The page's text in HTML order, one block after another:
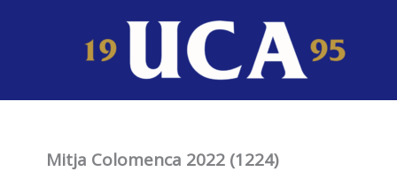
Mitja Colomenca 2022 (1224)